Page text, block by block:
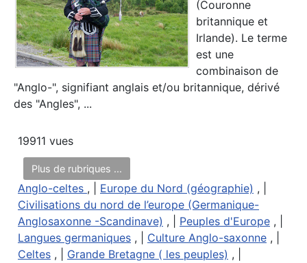
(Couronne
britannique et
Irlande). Le terme
est une
combinaison de
"Anglo-", signifiant anglais et/ou britannique, dérivé
des "Angles", ...
19911 vues
Plus de rubriques ...
Anglo-celtes , | Europe du Nord (géographie) , |
Civilisations du nord de l’europe (Germanique-
Anglosaxonne -Scandinave) , | Peuples d'Europe , |
Langues germaniques , | Culture Anglo-saxonne , |
Celtes , | Grande Bretagne ( les peuples) , |